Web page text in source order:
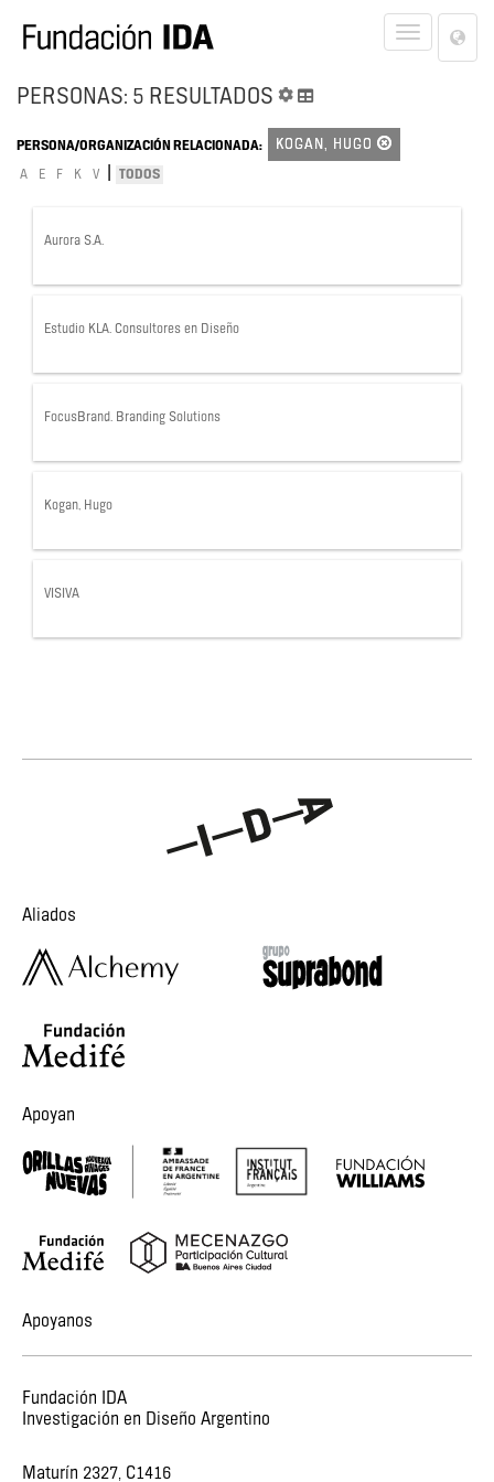
Toggle
PERSONAS: 5 RESULTADOS
PERSONA/ORGANIZACIÓN RELACIONADA: KOGAN, HUGO
A E F K V TODOS
Aurora S.A.
Estudio KLA. Consultores en Diseño
FocusBrand. Branding Solutions
Kogan, Hugo
VISIVA
Aliados
Apoyan
Apoyanos
Fundación IDA
Investigación en Diseño Argentino
Maturín 2327, C1416